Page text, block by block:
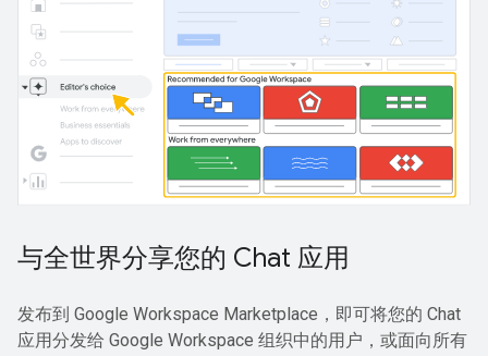
与全世界分享您的 Chat 应用
发布到 Google Workspace Marketplace，即可将您的 Chat
应用分发给 Google Workspace 组织中的用户，或面向所有